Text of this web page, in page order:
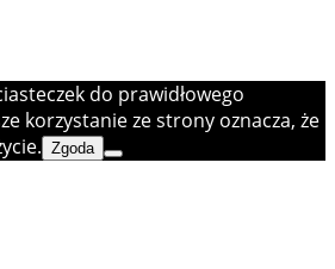
do prawidłowego
korzystanie ze strony oznacza, że
Zgoda